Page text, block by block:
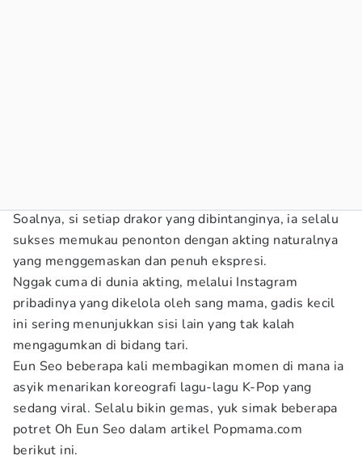
Soalnya, si setiap drakor yang dibintanginya, ia selalu
sukses memukau penonton dengan akting naturalnya
yang menggemaskan dan penuh ekspresi.
Nggak cuma di dunia akting, melalui Instagram
pribadinya yang dikelola oleh sang mama, gadis kecil
ini sering menunjukkan sisi lain yang tak kalah
mengagumkan di bidang tari.
Eun Seo beberapa kali membagikan momen di mana ia
asyik menarikan koreografi lagu-lagu K-Pop yang
sedang viral. Selalu bikin gemas, yuk simak beberapa
potret Oh Eun Seo dalam artikel Popmama.com
berikut ini.